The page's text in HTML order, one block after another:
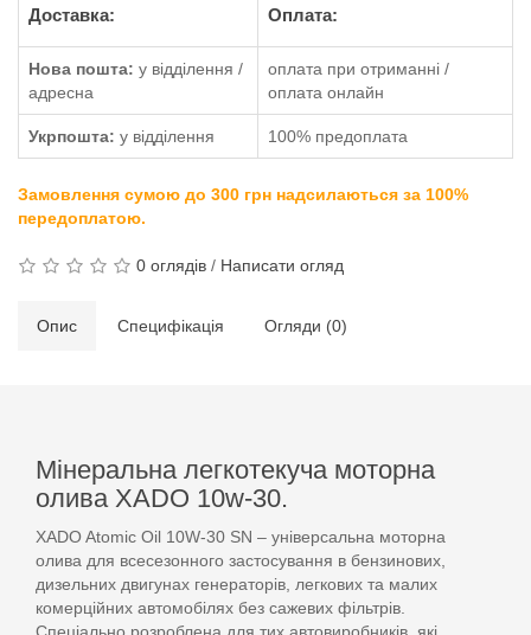
Доставка: Оплата:
Нова пошта: у відділення /
адресна
оплата при отриманні /
оплата онлайн
Укрпошта: у відділення 100% предоплата
Замовлення сумою до 300 грн надсилаються за 100%
передоплатою.
0 оглядів / Написати огляд
Опис Специфікація Огляди (0)
Мінеральна легкотекуча моторна
олива XADO 10w-30.
XADO Atomic Oil 10W-30 SN – універсальна моторна
олива для всесезонного застосування в бензинових,
дизельних двигунах генераторів, легкових та малих
комерційних автомобілях без сажевих фільтрів.